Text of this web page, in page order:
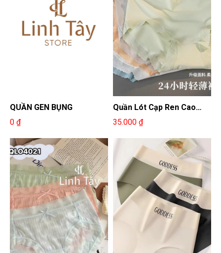
QUẦN GEN BỤNG
0 ₫
Quần Lót Cạp Ren Cao
Cấp
35.000 ₫